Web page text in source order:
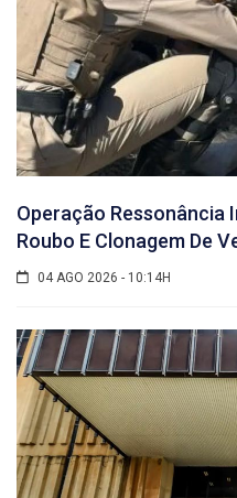
Operação Ressonância
Roubo E Clonagem De
04 AGO 2026 - 10:14H